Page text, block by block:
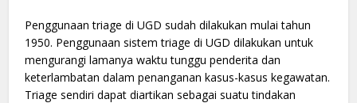
Penggunaan triage di UGD sudah dilakukan mulai tahun
1950. Penggunaan sistem triage di UGD dilakukan untuk
mengurangi lamanya waktu tunggu penderita dan
keterlambatan dalam penanganan kasus-kasus kegawatan.
Triage sendiri dapat diartikan sebagai suatu tindakan